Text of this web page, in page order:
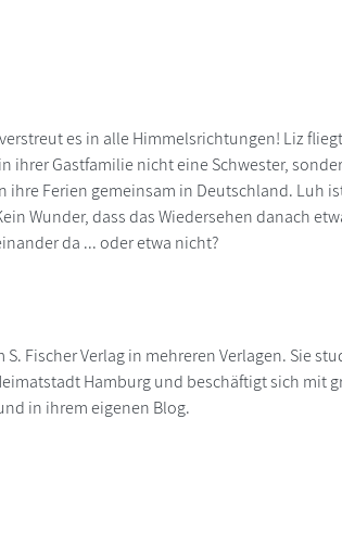
es in alle Himmelsrichtungen! Liz
ihrer Gastfamilie nicht eine Schwester,
ihre Ferien gemeinsam in Deutschland. Luh
Wunder, dass das Wiedersehen danach
da ... oder etwa nicht?
Fischer Verlag in mehreren Verlagen. Sie
Hamburg und beschäftigt sich mit
in ihrem eigenen Blog.